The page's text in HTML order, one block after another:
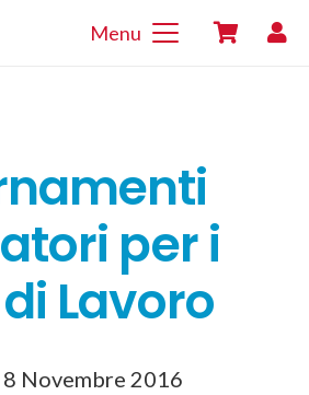
Menu
per i
Lavoro
8 Novembre 2016